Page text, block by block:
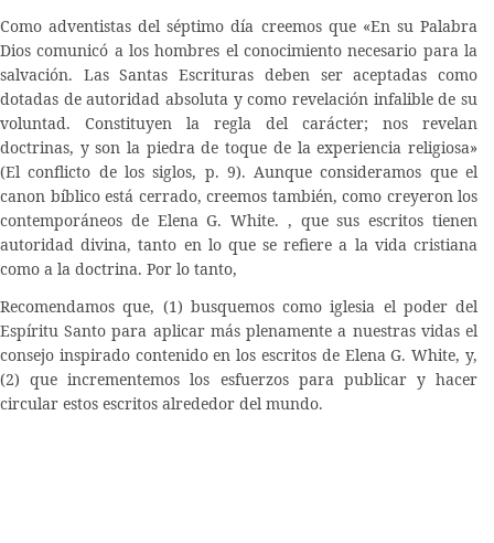
Como adventistas del séptimo día creemos que «En su Palabra
Dios comunicó a los hombres el conocimiento necesario para la
salvación. Las Santas Escrituras deben ser aceptadas como
dotadas de autoridad absoluta y como revelación infalible de su
voluntad. Constituyen la regla del carácter; nos revelan
doctrinas, y son la piedra de toque de la experiencia religiosa»
(El conflicto de los siglos, p. 9). Aunque consideramos que el
canon bíblico está cerrado, creemos también, como creyeron los
contemporáneos de Elena G. White. , que sus escritos tienen
autoridad divina, tanto en lo que se refiere a la vida cristiana
como a la doctrina. Por lo tanto,
Recomendamos que, (1) busquemos como iglesia el poder del
Espíritu Santo para aplicar más plenamente a nuestras vidas el
consejo inspirado contenido en los escritos de Elena G. White, y,
(2) que incrementemos los esfuerzos para publicar y hacer
circular estos escritos alrededor del mundo.